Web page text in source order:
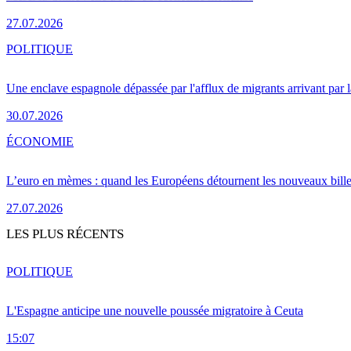
27.07.2026
Une enclave espagnole dépassée par l'afflux de migrants arrivant par
30.07.2026
POLITIQUE
L’euro en mèmes : quand les Européens détournent les nouveaux
27.07.2026
ÉCONOMIE
LES PLUS RÉCENTS
L'Espagne anticipe une nouvelle poussée migratoire à Ceuta
15:07
POLITIQUE